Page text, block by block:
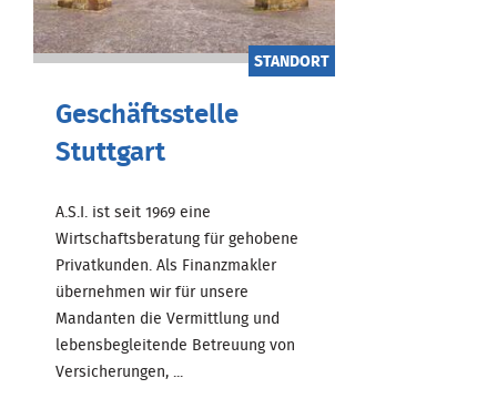
STANDORT
Geschäftsstelle
Stuttgart
A.S.I. ist seit 1969 eine
Wirtschaftsberatung für gehobene
Privatkunden. Als Finanzmakler
übernehmen wir für unsere
Mandanten die Vermittlung und
lebensbegleitende Betreuung von
Versicherungen, ...